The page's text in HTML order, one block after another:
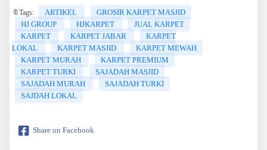
🔖Tags: ARTIKEL
GROSIR KARPET MASJID
HJ GROUP
HJKARPET
JUAL KARPET
KARPET
KARPET JABAR
KARPET
LOKAL
KARPET MASJID
KARPET MEWAH
KARPET MURAH
KARPET PREMIUM
KARPET TURKI
SAJADAH MASJID
SAJADAH MURAH
SAJADAH TURKI
SAJDAH LOKAL
Share on Facebook